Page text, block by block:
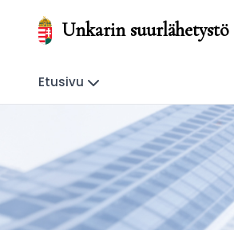
Unkarin suurlähetystö
Etusivu